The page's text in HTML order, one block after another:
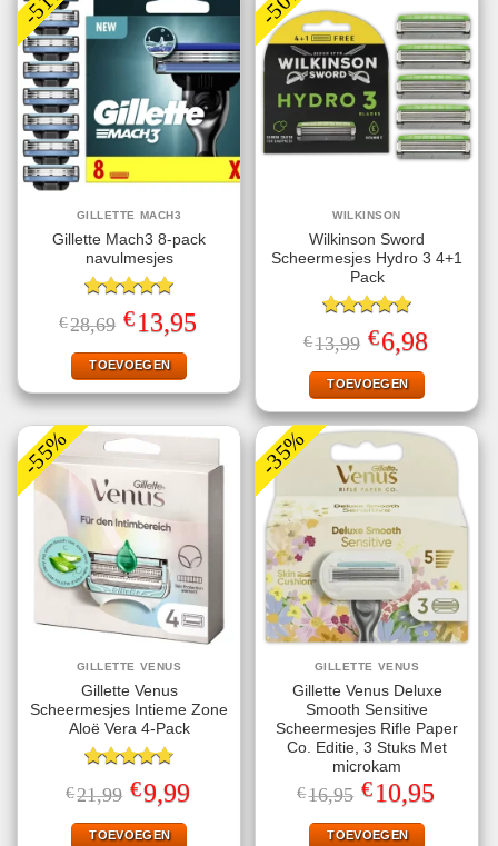
GILLETTE MACH3
Gillette Mach3 8-pack
navulmesjes
Gewaardeerd
5.00uit 5
€28,69 Oorspronkelijke
prijs
was:
€28,69.
€13,95prijs
TOEVOEGEN
WILKINSON
Wilkinson Sword
Scheermesjes Hydro 3 4+1
Pack
Gewaardeerd
5.00uit 5
€13,99 Oorspronkelijke
prijs
was:
€13,99.
€6,98Huidige
prijs
TOEVOEGEN
-55%
GILLETTE VENUS
Gillette Venus
Scheermesjes Intieme Zone
Aloë Vera 4-Pack
Gewaardeerd
4.75uit 5
€21,99 Oorspronkelijke
prijs
was:
€21,99.
€9,99Huidige
prijs
TOEVOEGEN
-35%
GILLETTE VENUS
Gillette Venus Deluxe
Smooth Sensitive
Scheermesjes Rifle Paper
Co. Editie, 3 Stuks Met
microkam
€16,95 Oorspronkelijke
prijs
was:
€16,95.
€10,95prijs
TOEVOEGEN